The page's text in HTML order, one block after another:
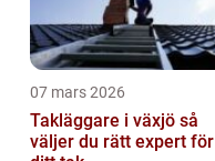
07 mars 2026
Takläggare i växjö så
väljer du rätt expert för